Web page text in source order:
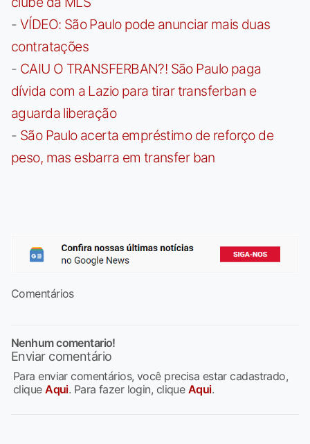
- VÍDEO: São Paulo pode anunciar mais duas
contratações
- CAIU O TRANSFERBAN?! São Paulo paga
dívida com a Lazio para tirar transferban e
aguarda liberação
- São Paulo acerta empréstimo de reforço de
peso, mas esbarra em transfer ban
Comentários
Nenhum comentario!
Enviar comentário
Para enviar comentários, você precisa estar cadastrado,
cliqueAqui. Para fazer login, clique Aqui.